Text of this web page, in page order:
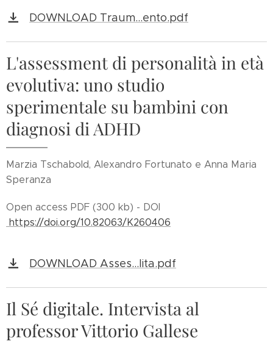
DOWNLOAD Traum...ento.pdf
L'assessment di personalità in età
evolutiva: uno studio
sperimentale su bambini con
diagnosi di ADHD
Marzia Tschabold, Alexandro Fortunato e Anna Maria
Speranza
Open access PDF (300 kb) - DOI
https://doi.org/10.82063/K260406
DOWNLOAD Asses...lita.pdf
Il Sé digitale. Intervista al
professor Vittorio Gallese